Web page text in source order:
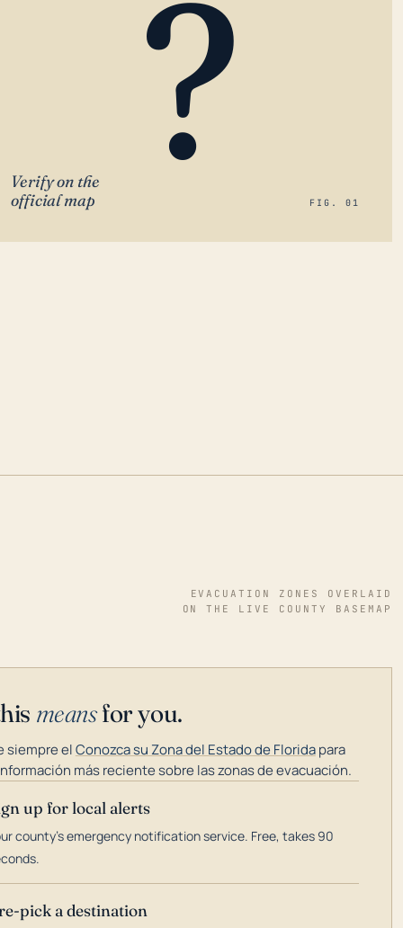
?
Verify on the
official map
FIG. 01
EVACUATION ZONES OVERLAID
ON THE LIVE COUNTY BASEMAP
meansfor you.
siempre elConozca su Zona del Estado de Floridapara
más reciente sobre las zonas de evacuación.
up for local alerts
county's emergency notification service. Free, takes 90
pick a destination